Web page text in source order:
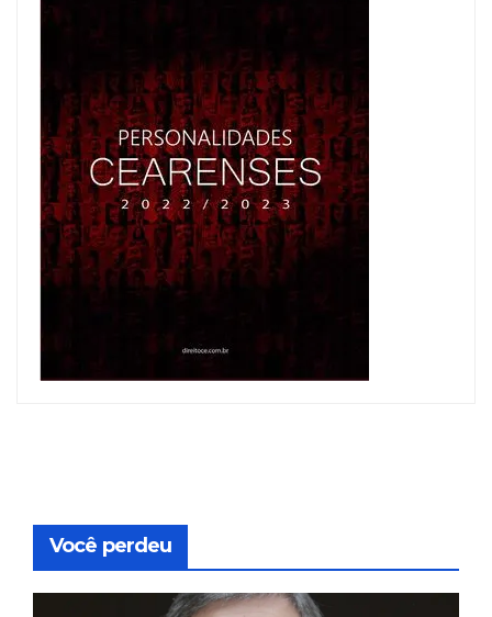
Você perdeu